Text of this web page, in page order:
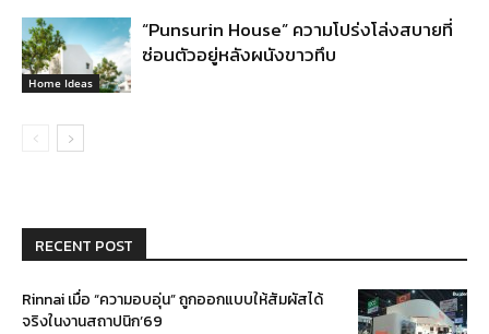
Home Ideas
“Punsurin House” ความโปร่งโล่งสบายที่
ซ่อนตัวอยู่หลังผนังขาวทึบ
RECENT POST
Rinnai เมื่อ “ความอบอุ่น” ถูกออกแบบให้สัมผัสได้
จริงในงานสถาปนิก’69